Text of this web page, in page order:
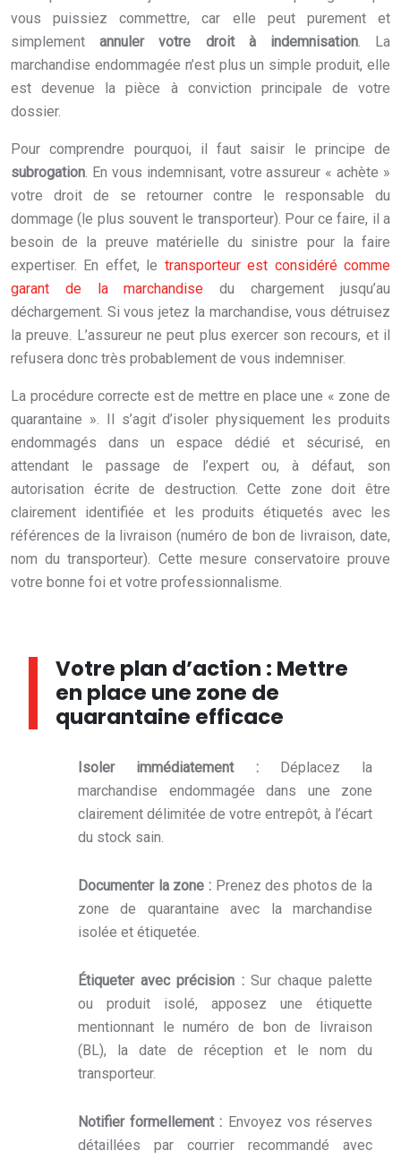
vous puissiez commettre, car elle peut purement et
simplementannuler votre droit à indemnisation. La
marchandise endommagée n’est plus un simple produit, elle
est devenue la pièce à conviction principale de votre
dossier.
Pour comprendre pourquoi, il faut saisir le principe de
subrogation. En vous indemnisant, votre assureur « achète »
votre droit de se retourner contre le responsable du
dommage (le plus souvent le transporteur). Pour ce faire, il a
besoin de la preuve matérielle du sinistre pour la faire
expertiser. En effet, le transporteur est considéré comme
garant de la marchandise du chargement jusqu’au
déchargement. Si vous jetez la marchandise, vous détruisez
la preuve. L’assureur ne peut plus exercer son recours, et il
refusera donc très probablement de vous indemniser.
La procédure correcte est de mettre en place une « zone de
quarantaine ». Il s’agit d’isoler physiquement les produits
endommagés dans un espace dédié et sécurisé, en
attendant le passage de l’expert ou, à défaut, son
autorisation écrite de destruction. Cette zone doit être
clairement identifiée et les produits étiquetés avec les
références de la livraison (numéro de bon de livraison, date,
nom du transporteur). Cette mesure conservatoire prouve
votre bonne foi et votre professionnalisme.
Votre plan d’action : Mettre
en place une zone de
quarantaine efficace
Isoler immédiatement :Déplacez la
marchandise endommagée dans une zone
clairement délimitée de votre entrepôt, à l’écart
du stock sain.
Documenter la zone :Prenez des photos de la
zone de quarantaine avec la marchandise
isolée et étiquetée.
Étiqueter avec précision :Sur chaque palette
ou produit isolé, apposez une étiquette
mentionnant le numéro de bon de livraison
(BL), la date de réception et le nom du
transporteur.
Notifier formellement : Envoyez vos réserves
détaillées par courrier recommandé avec